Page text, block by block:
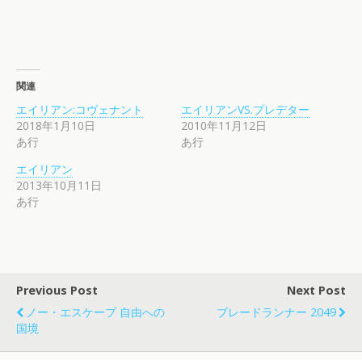
関連
エイリアン:コヴェナント
2018年1月10日
あ行
エイリアンVS.プレデター
2010年11月12日
あ行
エイリアン
2013年10月11日
あ行
Previous Post
ノー・エスケープ 自由への
国境
Next Post
ブレードランナー 2049